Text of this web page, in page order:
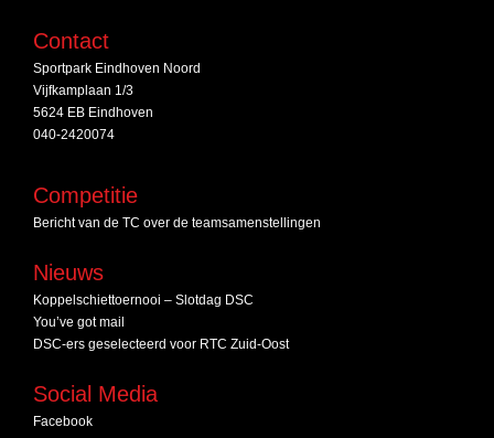
Contact
Sportpark Eindhoven Noord
Vijfkamplaan 1/3
5624 EB Eindhoven
040-2420074
Competitie
Bericht van de TC over de teamsamenstellingen
Nieuws
Koppelschiettoernooi – Slotdag DSC
You’ve got mail
DSC‑ers geselecteerd voor RTC Zuid‑Oost
Social Media
Facebook